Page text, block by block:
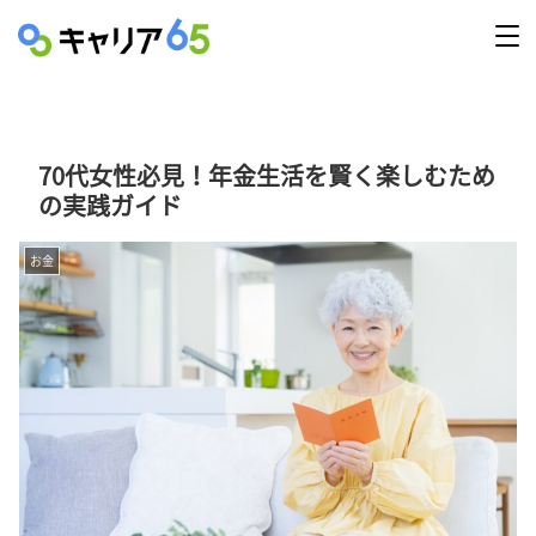
70代女性必見！年金生活を賢く楽しむため
の実践ガイド
お金